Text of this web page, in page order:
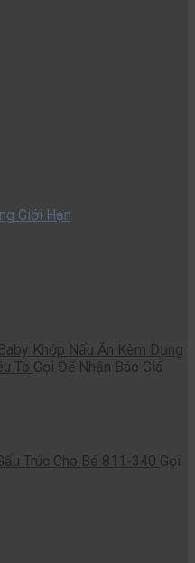
Giới Hạn
Khớp Nấu Ăn Kèm Dụng
To Gọi Để Nhận Báo Giá
Trúc Cho Bé 811-340 Gọi